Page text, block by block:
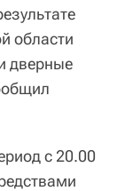
области
дверные
с 20.00